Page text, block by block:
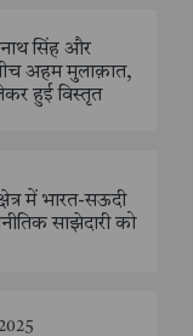
सिंह और
बीच अहम मुलाक़ात,
लेकर हुई विस्तृत
में भारत-सऊदी
साझेदारी को